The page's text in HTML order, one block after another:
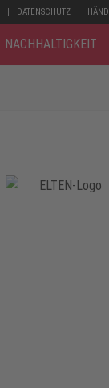
DATENSCHUTZ
NACHHALTIGKEIT